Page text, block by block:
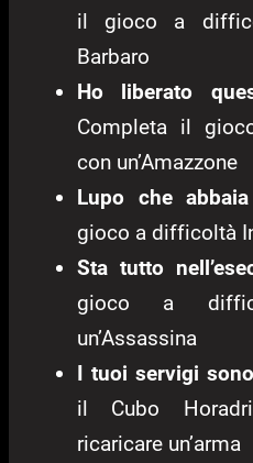
il gioco a
Barbaro
Ho liberato
Completa il
con un’Amazzone
Lupo che
gioco a difficoltà
Sta tutto
gioco a
un’Assassina
I tuoi servigi
il Cubo
ricaricare un’arma